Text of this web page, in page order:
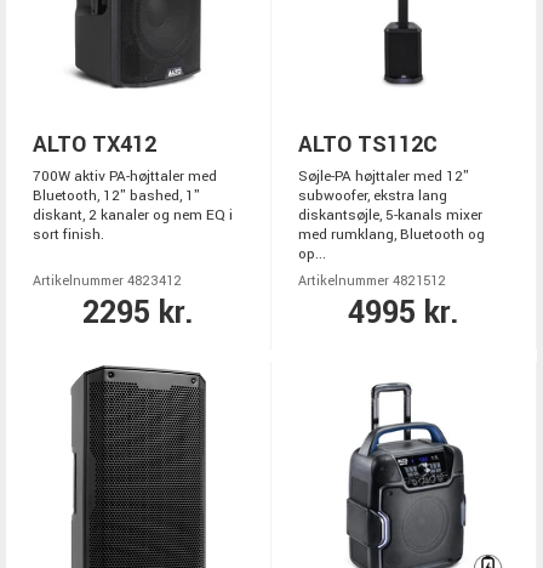
ALTO TX412
700W aktiv PA-højttaler med
Bluetooth, 12" bashed, 1"
diskant, 2 kanaler og nem EQ i
sort finish.
Artikelnummer 4823412
2295 kr.
ALTO TS112C
Søjle-PA højttaler med 12"
subwoofer, ekstra lang
diskantsøjle, 5-kanals mixer
med rumklang, Bluetooth og
op...
Artikelnummer 4821512
4995 kr.